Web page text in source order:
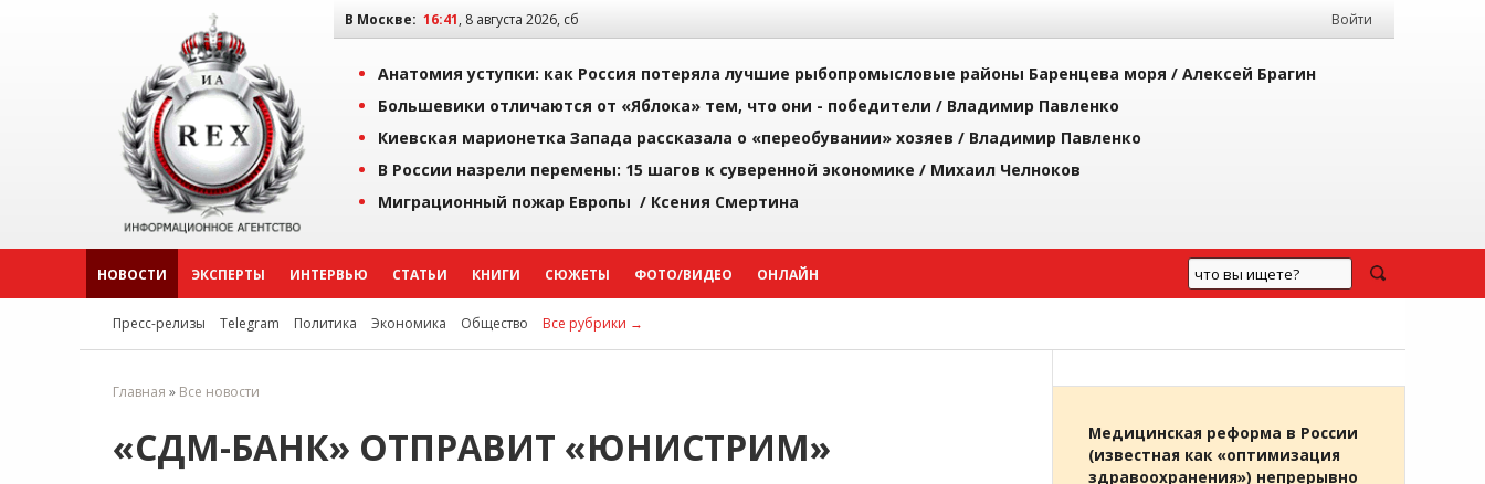
В Москве: 16:42, 8 августа 2026, сб Войти
Анатомия уступки: как Россия потеряла лучшие рыбопромысловые районы Баренцева моря / Алексей Брагин
Большевики отличаются от «Яблока» тем, что они - победители / Владимир Павленко
Киевская марионетка Запада рассказала о «переобувании» хозяев / Владимир Павленко
В России назрели перемены: 15 шагов к суверенной экономике / Михаил Челноков
Миграционный пожар Европы / Ксения Смертина
НОВОСТИ ЭКСПЕРТЫ ИНТЕРВЬЮ СТАТЬИ КНИГИ СЮЖЕТЫ ФОТО/ВИДЕО ОНЛАЙН
Пресс-релизы Telegram Политика Экономика Общество Все рубрики →
Главная » Все новости
«СДМ-БАНК» ОТПРАВИТ «ЮНИСТРИМ»
Медицинская реформа в России
(известная как «оптимизация
здравоохранения») непрерывно